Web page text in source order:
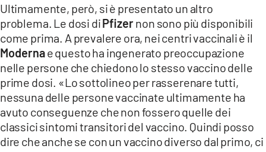
Ultimamente, però, si è presentato un altro
problema. Le dosi diPfizernon sono più disponibili
come prima. A prevalere ora, nei centri vaccinali è il
Modernae questo ha ingenerato preoccupazione
nelle persone che chiedono lo stesso vaccino delle
prime dosi. «Lo sottolineo per rasserenare tutti,
nessuna delle persone vaccinate ultimamente ha
avuto conseguenze che non fossero quelle dei
classici sintomi transitori del vaccino. Quindi posso
dire che anche se con un vaccino diverso dal primo, ci